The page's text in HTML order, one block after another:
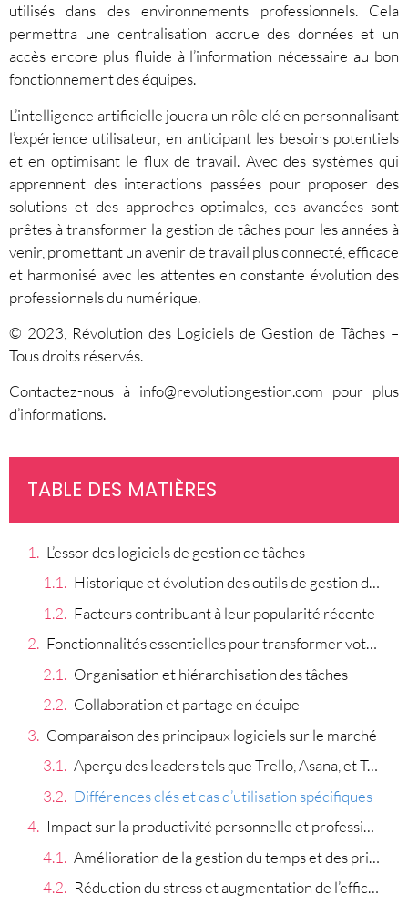
utilisés dans des environnements professionnels. Cela
permettra une centralisation accrue des données et un
accès encore plus fluide à l’information nécessaire au bon
fonctionnement des équipes.
L’intelligence artificielle jouera un rôle clé en personnalisant
l’expérience utilisateur, en anticipant les besoins potentiels
et en optimisant le flux de travail. Avec des systèmes qui
apprennent des interactions passées pour proposer des
solutions et des approches optimales, ces avancées sont
prêtes à transformer la gestion de tâches pour les années à
venir, promettant un avenir de travail plus connecté, efficace
et harmonisé avec les attentes en constante évolution des
professionnels du numérique.
© 2023, Révolution des Logiciels de Gestion de Tâches –
Tous droits réservés.
Contactez-nous à info@revolutiongestion.com pour plus
d’informations.
TABLE DES MATIÈRES
L’essor des logiciels de gestion de tâches
Historique et évolution des outils de gestion de tâches
Facteurs contribuant à leur popularité récente
Fonctionnalités essentielles pour transformer votre quotidien
Organisation et hiérarchisation des tâches
Collaboration et partage en équipe
Comparaison des principaux logiciels sur le marché
Aperçu des leaders tels que Trello, Asana, et Todoist
Différences clés et cas d’utilisation spécifiques
Impact sur la productivité personnelle et professionnelle
Amélioration de la gestion du temps et des priorités
Réduction du stress et augmentation de l’efficacité